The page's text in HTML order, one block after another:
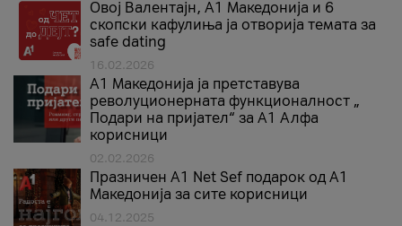
Овој Валентајн, A1 Македонија и 6
скопски кафулиња ја отворија темата за
safe dating
16.02.2026
А1 Македонија ја претставува
револуционерната функционалност „
Подари на пријател“ за А1 Алфа
корисници
02.02.2026
Празничен A1 Net Sеf подарок од А1
Македонија за сите корисници
04.12.2025